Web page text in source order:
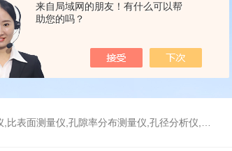
来自局域网的朋友！有什么可以帮
助您的吗？
隙率分布测量仪,孔径分析仪,孔径测试仪,孔结构分析仪